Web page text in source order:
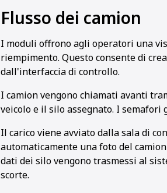
Flusso dei camion
I moduli offrono agli operatori una
riempimento. Questo consente di
dall'interfaccia di controllo.
I camion vengono chiamati avanti
veicolo e il silo assegnato. I
Il carico viene avviato dalla sala di
automaticamente una foto del
dati dei silo vengono trasmessi al
scorte.